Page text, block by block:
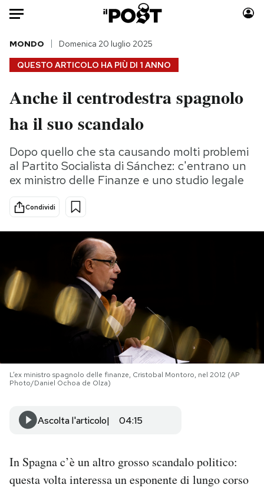
Auto
HOME
Italia
Politica
Tecnologia
Internet
Scienza
Cultura
Economia
Moda
Storie/Idee
Ok Boomer!
Media
PODCAST
NEWSLETTER
I MIEI PREFERITI
AREA PERSONALE
QUESTO ARTICOLO HA PIÙ DI 1 ANNO
MONDO Domenica 20 luglio 2025
Anche il centrodestra spagnolo
ha il suo scandalo
Dopo quello che sta causando molti problemi
al Partito Socialista di Sánchez: c'entrano un
ex ministro delle Finanze e uno studio legale
Condividi
L’ex ministro spagnolo delle finanze, Cristobal Montoro, nel 2012 (AP
Photo/Daniel Ochoa de Olza)
Ascolta l'articolo 04:15
In Spagna c’è un altro grosso scandalo politico:
questa volta interessa un esponente di lungo corso